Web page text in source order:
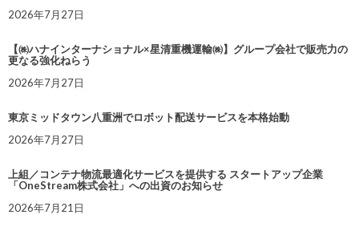
2026年7月27日
【㈱ハナインターナショナル×星清重機運輸㈱】グループ会社で販売力の
更なる強化ねらう
2026年7月27日
東京ミッドタウン八重洲でロボット配送サービスを本格始動
2026年7月27日
上組／コンテナ物流最適化サービスを提供する スタートアップ企業
「OneStream株式会社」への出資のお知らせ
2026年7月21日